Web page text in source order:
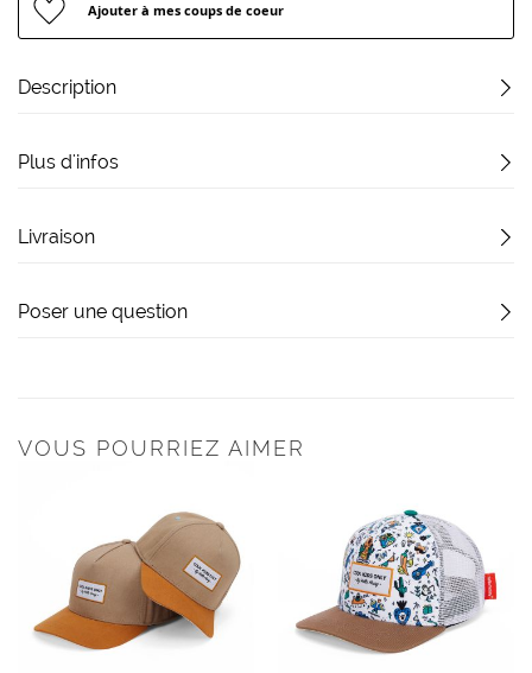
Ajouter à mes coups de coeur
Description
Plus d'infos
Livraison
Poser une question
VOUS POURRIEZ AIMER